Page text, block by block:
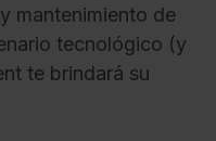
mantenimiento de
tecnológico (y
te brindará su